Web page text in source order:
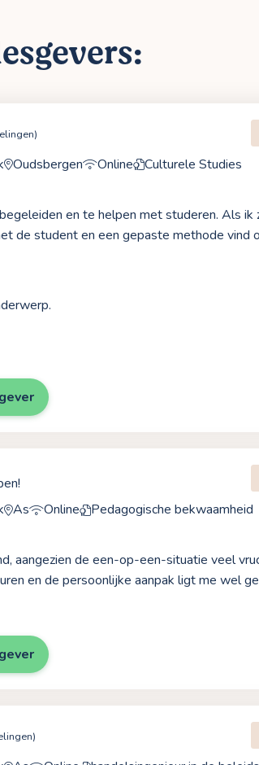
Oudsbergen Online Culturele Studies
en te helpen met studeren. Als ik
de student en een gepaste methode vind
As Online Pedagogische bekwaamheid
aangezien de een-op-een-situatie veel
en de persoonlijke aanpak ligt me wel